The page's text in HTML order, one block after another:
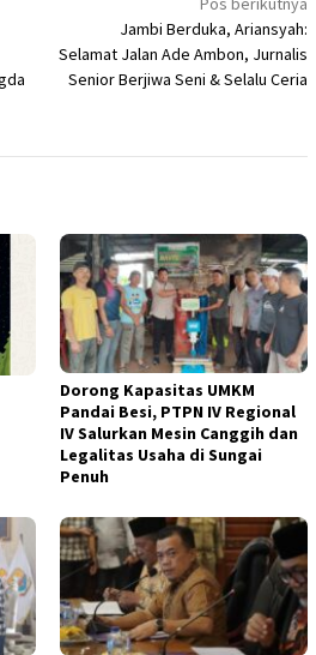
Jambi Berduka, Ariansyah:
Selamat Jalan Ade Ambon, Jurnalis
Senior Berjiwa Seni & Selalu Ceria
Dorong Kapasitas UMKM
Pandai Besi, PTPN IV Regional
IV Salurkan Mesin Canggih dan
Legalitas Usaha di Sungai
Penuh